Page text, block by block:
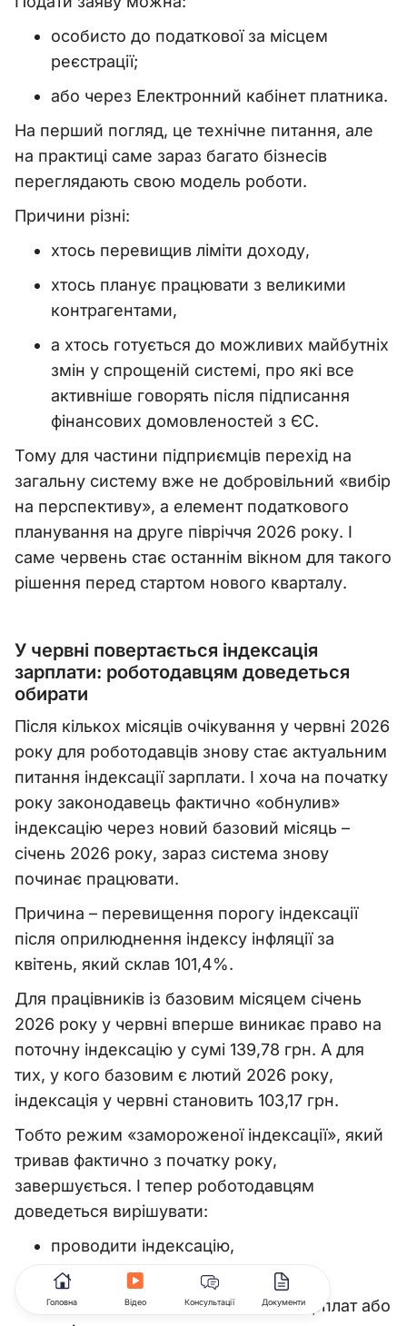
особисто до податкової за місцем
реєстрації;
або через Електронний кабінет платника.
На перший погляд, це технічне питання, але
на практиці саме зараз багато бізнесів
переглядають свою модель роботи.
Причини різні:
хтось перевищив ліміти доходу,
хтось планує працювати з великими
контрагентами,
а хтось готується до можливих майбутніх
змін у спрощеній системі, про які все
активніше говорять після підписання
фінансових домовленостей з ЄС.
Тому для частини підприємців перехід на
загальну систему вже не добровільний «вибір
на перспективу», а елемент податкового
планування на друге півріччя 2026 року. І
саме червень стає останнім вікном для такого
рішення перед стартом нового кварталу.
У червні повертається індексація
зарплати: роботодавцям доведеться
обирати
Після кількох місяців очікування у червні 2026
року для роботодавців знову стає актуальним
питання індексації зарплати. І хоча на початку
року законодавець фактично «обнулив»
індексацію через новий базовий місяць –
січень 2026 року, зараз система знову
починає працювати.
Причина – перевищення порогу індексації
після оприлюднення індексу інфляції за
квітень, який склав 101,4%.
Для працівників із базовим місяцем січень
2026 року у червні вперше виникає право на
поточну індексацію у сумі 139,78 грн. А для
тих, у кого базовим є лютий 2026 року,
індексація у червні становить 103,17 грн.
Тобто режим «замороженої індексації», який
тривав фактично з початку року,
завершується. І тепер роботодавцям
доведеться вирішувати:
проводити індексацію,
чи шукати законні механізми її
уникнення через підвищення зарплат або
Головна Відео Консультації Документи